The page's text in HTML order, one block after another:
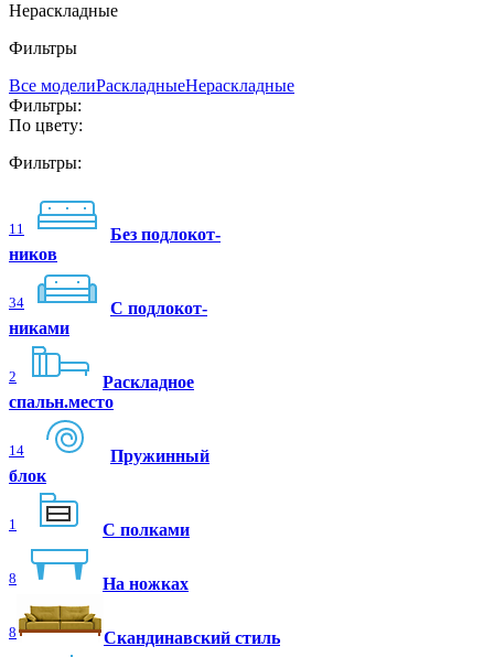
Нераскладные
Фильтры
Все моделиРаскладныеНераскладные
Фильтры:
По цвету:
Фильтры:
11
Без подлокот-
ников
34
C подлокот-
никами
2
Раскладное
спальн.место
14
Пружинный
блок
1 С полками
8 На ножках
8 Скандинавский стиль